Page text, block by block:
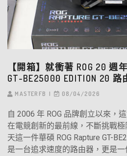
【開箱】就衝著 ROG 20 週
GT-BE25000 EDITION 20 路
MASTERFB 08/04/2026
自 2006 年 ROG 品牌創立以來，
在電競創新的最前線，不斷挑戰
天這一件華碩 ROG Rapture GT-
是一台追求速度的路由器，更是一